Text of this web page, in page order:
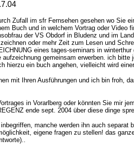
Zufall im sfr Fernsehen gesehen wo Sie
Buch und in welchem Vortrag oder
der VS Obdorf in Bludenz und im
oder mehr Zeit zum Lesen und
eines tages-seminars in
gemeinsam erwerben. ich
hierzu ein buch angehen, vielleicht wird
mit Ihren Ausführungen und ich bin froh,
in Vorarlberg oder könnten Sie mir
ende sept. 2004 über diese dinge
manche werden ihn auch separat
eigene fragen zu stellen! das